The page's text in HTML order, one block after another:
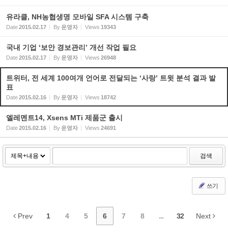
유라클, NH농협생명 모바일 SFA 시스템 구축
Date2015.02.17 By 운영자 Views 19343
국내 기업 ‘보안 경보관리’ 개선 작업 필요
Date2015.02.17 By 운영자 Views 26948
트위터, 전 세계 100여개 언어로 전달되는 ‘사랑’ 트윗 분석 결과 발
표
Date2015.02.16 By 운영자 Views 18742
엘레멘트14, Xsens MTi 제품군 출시
Date2015.02.16 By 운영자 Views 24691
검색
쓰기
Prev 1 4 5 6 7 8 ... 32 Next